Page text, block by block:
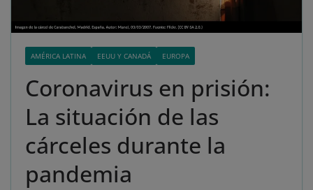
AMÉRICA LATINA EEUU Y CANADÁ EUROPA
Coronavirus en prisión:
La situación de las
cárceles durante la
pandemia